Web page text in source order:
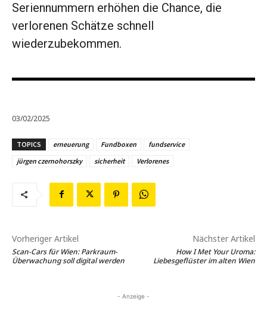
Seriennummern erhöhen die Chance, die
verlorenen Schätze schnell
wiederzubekommen.
03/02/2025
TOPICS erneuerung Fundboxen
fundservice
jürgen czernohorszky
sicherheit Verlorenes
Vorheriger Artikel
Scan-Cars für Wien: Parkraum-
Überwachung soll digital werden
Nächster Artikel
How I Met Your Uroma:
Liebesgeflüster im alten Wien
- Anzeige -